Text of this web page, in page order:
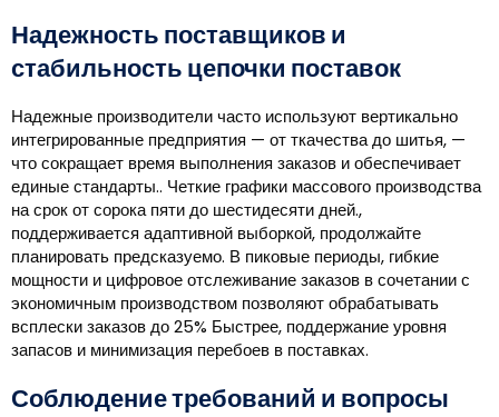
Надежность поставщиков и
стабильность цепочки поставок
Надежные производители часто используют вертикально
интегрированные предприятия — от ткачества до шитья, —
что сокращает время выполнения заказов и обеспечивает
единые стандарты.. Четкие графики массового производства
на срок от сорока пяти до шестидесяти дней.,
поддерживается адаптивной выборкой, продолжайте
планировать предсказуемо. В пиковые периоды, гибкие
мощности и цифровое отслеживание заказов в сочетании с
экономичным производством позволяют обрабатывать
всплески заказов до 25% Быстрее, поддержание уровня
запасов и минимизация перебоев в поставках.
Соблюдение требований и вопросы